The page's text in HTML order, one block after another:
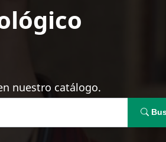
nuestro catálogo.